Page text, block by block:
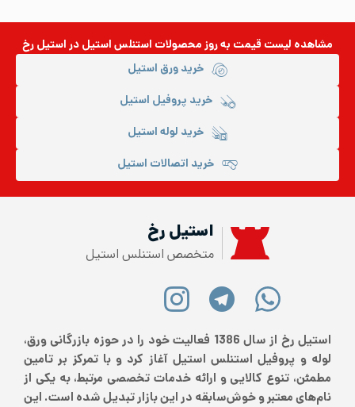
مشاهده لیست قیمت به روزمحصولات استنلس استیلدر استیل رخ
خرید ورق استیل
خرید پروفیل استیل
خرید لوله استیل
خرید اتصالات استیل
استیل رخ
متخصص استنلس استیل
استیل رخ از سال 1386 فعالیت خود را در حوزه بازرگانی ورق،
لوله و پروفیل استنلس استیل آغاز کرد و با تمرکز بر تامین
مطمئن، تنوع کالایی و ارائه خدمات تخصصی مرتبط، به یکی از
نام‌های معتبر و خوش‌سابقه در این بازار تبدیل شده است. این